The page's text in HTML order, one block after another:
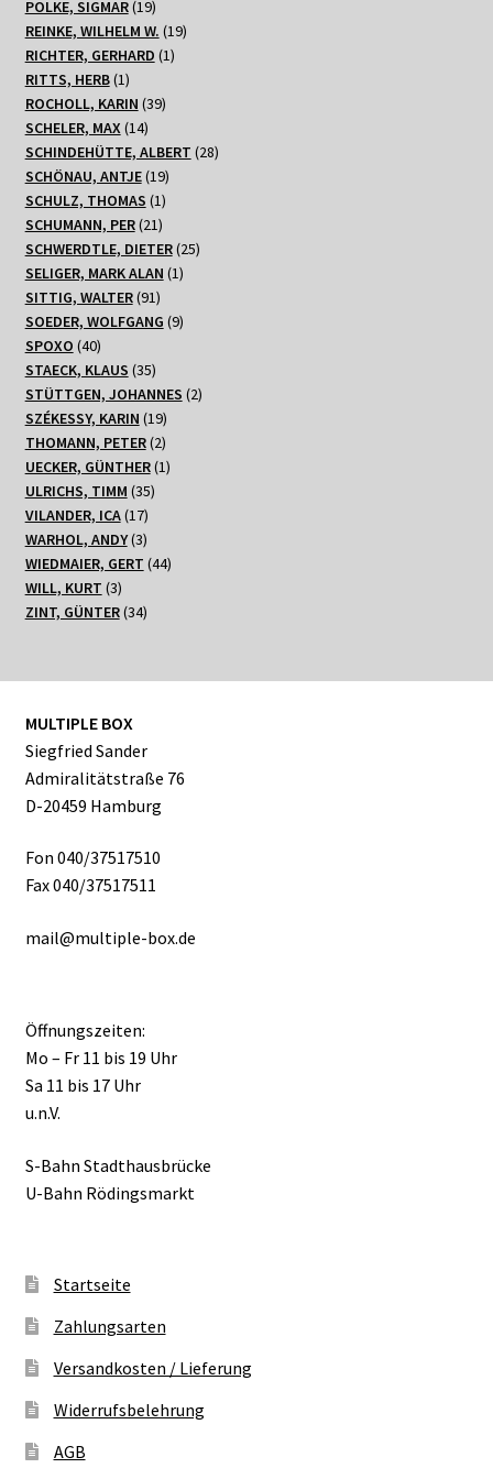
Produkte
POLKE, SIGMAR 1919
Produkte
REINKE, WILHELM W. 1919
RICHTER, GERHARD 11
RITTS, HERB 11
Produkt
ROCHOLL, KARIN 3939
SCHELER, MAX 1414
Produkte
SCHINDEHÜTTE, ALBERT 2828
SCHÖNAU, ANTJE 1919
Produkte
SCHULZ, THOMAS 11
Produkt
SCHUMANN, PER 2121
Produkte
SCHWERDTLE, DIETER 2525
SELIGER, MARK ALAN 11
SITTIG, WALTER 9191
Produkte
SOEDER, WOLFGANG 99
SPOXO 4040
Produkte
STAECK, KLAUS 3535
Produkte
STÜTTGEN, JOHANNES 22
SZÉKESSY, KARIN 1919
Produkte
THOMANN, PETER 22
Produkte
UECKER, GÜNTHER 11
ULRICHS, TIMM 3535
VILANDER, ICA 1717
Produkte
WARHOL, ANDY 33
Produkte
WIEDMAIER, GERT 4444
WILL, KURT 33
Produkte
ZINT, GÜNTER 3434
MULTIPLE BOX
Siegfried Sander
Admiralitätstraße 76
D-20459 Hamburg
Fon 040/37517510
Fax 040/37517511
mail@multiple-box.de
Öffnungszeiten:
Mo – Fr 11 bis 19 Uhr
Sa 11 bis 17 Uhr
u.n.V.
S-Bahn Stadthausbrücke
U-Bahn Rödingsmarkt
Startseite
Zahlungsarten
Versandkosten / Lieferung
Widerrufsbelehrung
AGB